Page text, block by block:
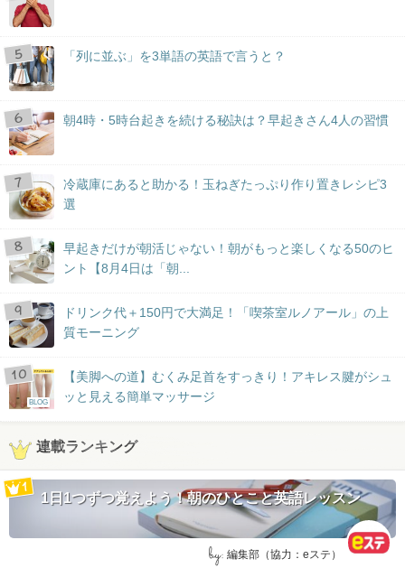
「列に並ぶ」を3単語の英語で言うと？
朝4時・5時台起きを続ける秘訣は？早起きさん4人の習慣
冷蔵庫にあると助かる！玉ねぎたっぷり作り置きレシピ3
選
早起きだけが朝活じゃない！朝がもっと楽しくなる50のヒ
ント【8月4日は「朝...
ドリンク代＋150円で大満足！「喫茶室ルノアール」の上
質モーニング
BLOG
【美脚への道】むくみ足首をすっきり！アキレス腱がシュ
ッと見える簡単マッサージ
連載ランキング
1日1つずつ覚えよう！朝のひとこと英語レッスン
by: 編集部（協力：eステ）